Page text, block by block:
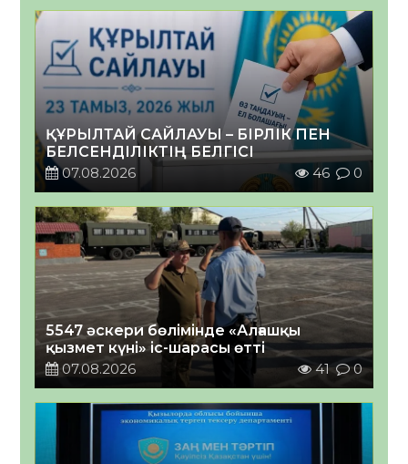
ҚҰРЫЛТАЙ САЙЛАУЫ – БІРЛІК ПЕН
БЕЛСЕНДІЛІКТІҢ БЕЛГІСІ
07.08.2026
46 0
5547 әскери бөлімінде «Алғашқы
қызмет күні» іс-шарасы өтті
07.08.2026
41 0